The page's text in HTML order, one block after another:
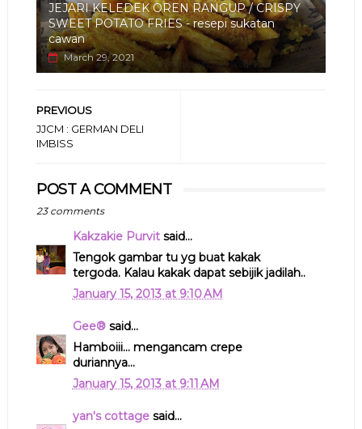
JEJARI KELEDEK OREN RANGUP / CRISPY
SWEET POTATO FRIES - resepi sukatan
cawan
March 29, 2021
PREVIOUS
JJCM : GERMAN DELI
IMBISS
POST A COMMENT
23 comments
Kakzakie Purvitsaid...
Tengok gambar tu yg buat kakak
tergoda. Kalau kakak dapat sebijik jadilah..
January 15, 2013 at 9:10 AM
Gee®said...
Hamboiii... mengancam crepe
duriannya...
January 15, 2013 at 9:11 AM
yan's cottagesaid...